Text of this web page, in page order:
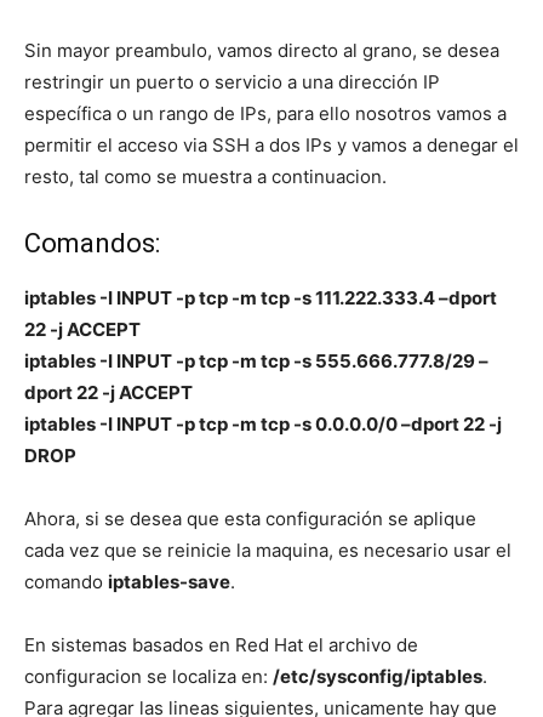
Sin mayor preambulo, vamos directo al grano, se desea
restringir un puerto o servicio a una dirección IP
específica o un rango de IPs, para ello nosotros vamos a
permitir el acceso via SSH a dos IPs y vamos a denegar el
resto, tal como se muestra a continuacion.
Comandos:
iptables -I INPUT -p tcp -m tcp -s 111.222.333.4 –dport
22 -j ACCEPT
iptables -I INPUT -p tcp -m tcp -s 555.666.777.8/29 –
dport 22 -j ACCEPT
iptables -I INPUT -p tcp -m tcp -s 0.0.0.0/0 –dport 22 -j
DROP
Ahora, si se desea que esta configuración se aplique
cada vez que se reinicie la maquina, es necesario usar el
comando iptables-save.
En sistemas basados en Red Hat el archivo de
configuracion se localiza en: /etc/sysconfig/iptables.
Para agregar las lineas siguientes, unicamente hay que